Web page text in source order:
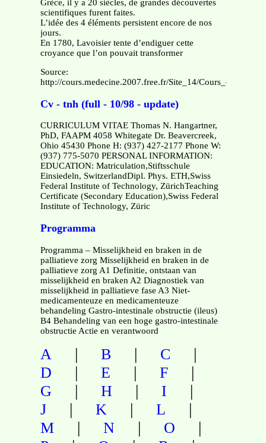
Grèce, il y a 20 siècles, de grandes découvertes
scientifiques furent faites.
L’idée des 4 éléments persistent encore de nos
jours.
En 1780, Lavoisier tente d’endiguer cette
croyance que l’on pouvait transformer
Source:
http://cours.medecine.2007.free.fr/Site_14/
Cv - tnh (full - 10/98 - update)
CURRICULUM VITAE Thomas N. Hangartner,
PhD, FAAPM 4058 Whitegate Dr. Beavercreek,
Ohio 45430 Phone H: (937) 427-2177 Phone W:
(937) 775-5070 PERSONAL INFORMATION:
EDUCATION: Matriculation,Stiftsschule
Einsiedeln, SwitzerlandDipl. Phys. ETH,Swiss
Federal Institute of Technology, ZürichTeaching
Certificate (Secondary Education),Swiss Federal
Institute of Technology, Züric
Programma
Programma – Misselijkheid en braken in de
palliatieve zorg Misselijkheid en braken in de
palliatieve zorg A1 Definitie, ontstaan van
misselijkheid en braken A2 Diagnostiek van
misselijkheid in palliatieve fase A3 Niet-
medicamenteuze en medicamenteuze
behandeling Gastro-intestinale obstructie (ileus)
B4 Behandeling van een hoge gastro-intestinale
obstructie Actie en verantwoord
A | B | C |
D | E | F |
G | H | I |
J | K | L |
M | N | O |